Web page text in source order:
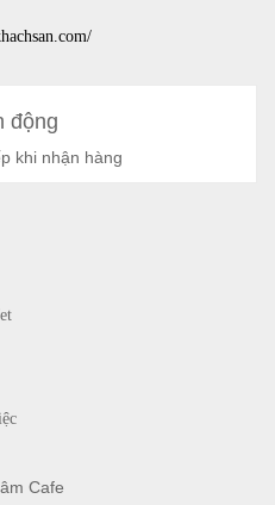
động
khi nhận hàng
Cafe